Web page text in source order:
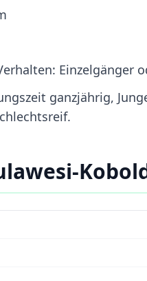
Einzelgänger
ganzjährig,